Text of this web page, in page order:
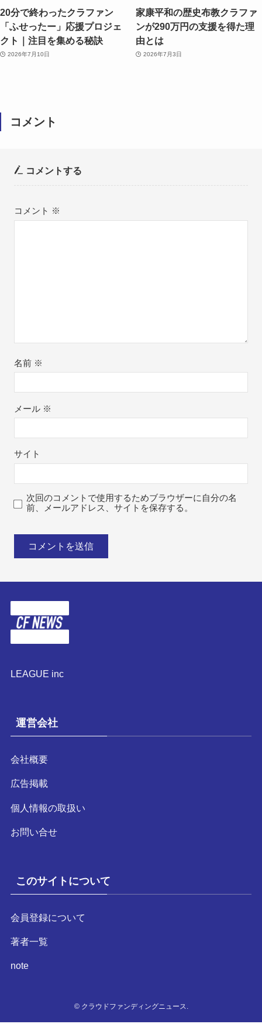
20分で終わったクラファン
「ふせったー」応援プロジェ
クト｜注目を集める秘訣
2026年7月10日
家康平和の歴史布教クラファ
ンが290万円の支援を得た理
由とは
2026年7月3日
コメント
コメントする
コメント ※
名前 ※
メール ※
サイト
次回のコメントで使用するためブラウザーに自分の名
前、メールアドレス、サイトを保存する。
LEAGUE inc
運営会社
会社概要
広告掲載
個人情報の取扱い
お問い合せ
このサイトについて
会員登録について
著者一覧
note
©クラウドファンディングニュース.